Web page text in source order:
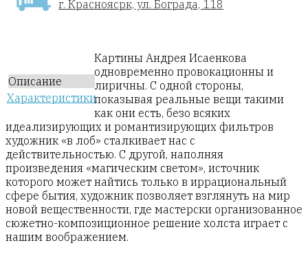
г. Красноясрк, ул. Бограда, 118
Описание
Характеристики
Картины Андрея Исаенкова
одновременно провокационны и
лиричны. С одной стороны,
показывая реальные вещи такими
как они есть, безо всяких
идеализирующих и романтизирующих фильтров
художник «в лоб» сталкивает нас с
действительностью. С другой, наполняя
произведения «магическим светом», источник
которого может найтись только в иррациональный
сфере бытия, художник позволяет взглянуть на мир
новой вещественности, где мастерски организованное
сюжетно-композиционное решение холста играет с
нашим воображением.